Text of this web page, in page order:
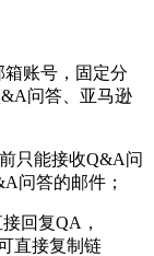
账号，固定分
问答、亚马逊
只能接收Q&A问
问答的邮件；
回复QA，
直接复制链